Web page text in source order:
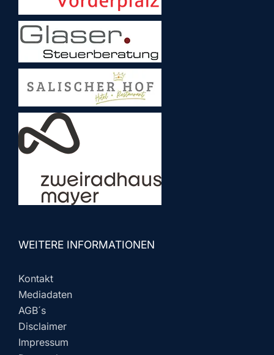
WEITERE INFORMATIONEN
Kontakt
Mediadaten
AGB´s
Disclaimer
Impressum